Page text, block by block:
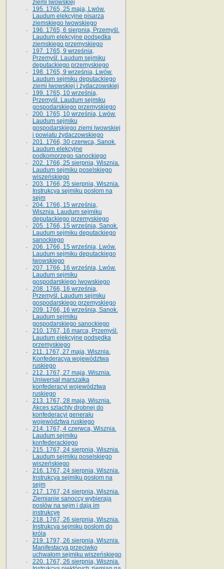
ziemi lwowskiej
195. 1765, 25 maja, Lwów.
Laudum elekcyjne pisarza
ziemskiego lwowskiego
196. 1765, 6 sierpnia, Przemyśl.
Laudum elekcyjne podsędka
ziemskiego przemyskiego
197. 1765, 9 września,
Przemyśl. Laudum sejmiku
deputackiego przemyskiego
198. 1765, 9 września, Lwów.
Laudum sejmiku deputackiego
ziemi lwowskiej i żydaczowskiej
199. 1765, 10 września,
Przemyśl. Laudum sejmiku
gospodarskiego przemyskiego
200. 1765, 10 września, Lwów.
Laudum sejmiku
gospodarskiego ziemi lwowskiej
i powiatu żydaczowskiego
201. 1766, 30 czerwca, Sanok.
Laudum elekcyjne
podkomorzego sanockiego
202. 1766, 25 sierpnia, Wisznia.
Laudum sejmiku poselskiego
wiszeńskiego
203. 1766, 25 sierpnia, Wisznia.
Instrukcya sejmiku posłom na
sejm
204. 1766, 15 września,
Wisznia. Laudum sejmiku
deputackiego przemyskiego
205. 1766, 15 września, Sanok.
Laudum sejmiku deputackiego
sanockiego
206. 1766, 15 września, Lwów.
Laudum sejmiku deputackiego
lwowskiego
207. 1766, 16 września, Lwów.
Laudum sejmiku
gospodarskiego lwowskiego
208. 1766, 16 września,
Przemyśl. Laudum sejmiku
gospodarskiego przemyskiego
209. 1766, 16 września, Sanok.
Laudum sejmiku
gospodarskiego sanockiego
210. 1767, 16 marca, Przemyśl.
Laudum elekcyjne podsędka
przemyskiego
211. 1767, 27 maja, Wisznia.
Konfederacya województwa
ruskiego
212. 1767, 27 maja, Wisznia.
Uniwersał marszałka
konfederacyi województwa
ruskiego
213. 1767, 28 maja, Wisznia.
Akces szlachty drobnej do
konfederacyi generału
województwa ruskiego
214. 1767, 4 czerwca, Wisznia.
Laudum sejmiku
konfederackiego
215. 1767, 24 sierpnia, Wisznia.
Laudum sejmiku poselskiego
wiszeńskiego
216. 1767, 24 sierpnia, Wisznia.
Instrukcya sejmiku posłom na
sejm
217. 1767, 24 sierpnia, Wisznia.
Ziemianie sanoccy wybierają
posłów na sejm i dają im
instrukcyę
218. 1767, 26 sierpnia, Wisznia.
Instrukcya sejmiku posłom do
króla
219. 1797, 26 sierpnia, Wisznia.
Manifestacya przeciwko
uchwałom sejmiku wiszeńskiego
220. 1767, 26 sierpnia, Wisznia.